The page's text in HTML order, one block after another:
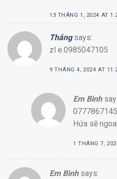
13 THÁNG 1, 2024 AT
Thắng says:
zl e.0985047105
9 THÁNG 4, 2024 AT
Em Bình
Hứa sẽ
1 THÁNG 7,
Em Bình says: